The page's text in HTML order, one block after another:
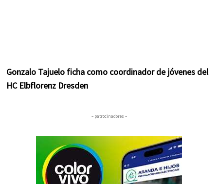
Gonzalo Tajuelo ficha como coordinador de jóvenes del
HC Elbflorenz Dresden
– patrocinadores –